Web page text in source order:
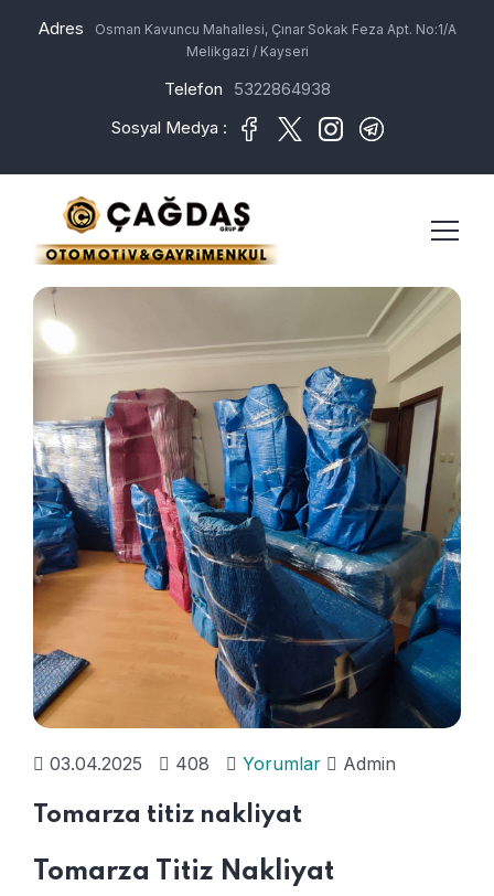
Adres
Osman Kavuncu Mahallesi, Çınar Sokak Feza Apt. No:1/A
Melikgazi / Kayseri
Telefon
5322864938
Sosyal Medya :
03.04.2025 408 Yorumlar Admin
Tomarza titiz nakliyat
Tomarza Titiz Nakliyat